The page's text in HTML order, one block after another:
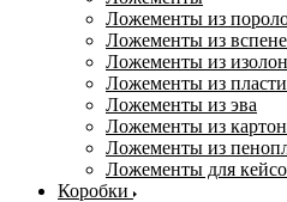
Ложементы из
Ложементы из
Ложементы из
Ложементы из
Ложементы из эва
Ложементы из
Ложементы из
Ложементы для
Коробки